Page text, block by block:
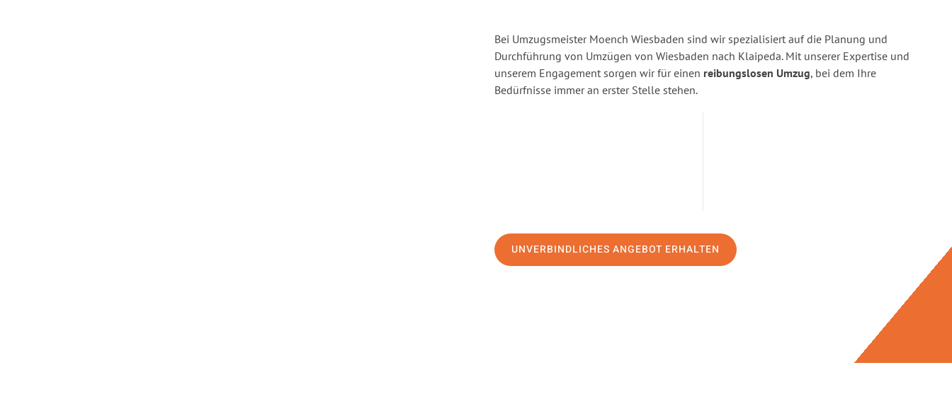
Bei Umzugsmeister Moench Wiesbaden sind wir spezialisiert auf die Planung und
Durchführung von Umzügen von Wiesbaden nach Klaipeda. Mit unserer Expertise und
unserem Engagement sorgen wir für einen reibungslosen Umzug, bei dem Ihre
Bedürfnisse immer an erster Stelle stehen.
UNVERBINDLICHES ANGEBOT ERHALTEN